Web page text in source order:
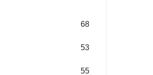
68
53
55